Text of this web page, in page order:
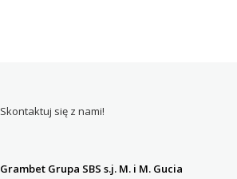
Skontaktuj się z nami!
Grambet Grupa SBS s.j. M. i M. Gucia